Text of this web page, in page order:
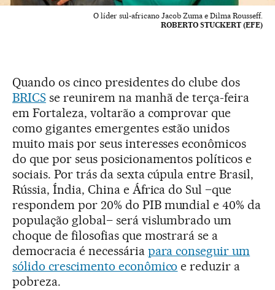
O líder sul-africano Jacob Zuma e Dilma Rousseff.
ROBERTO STUCKERT (EFE)
Quando os cinco presidentes do clube dos
BRICS se reunirem na manhã de terça-feira
em Fortaleza, voltarão a comprovar que
como gigantes emergentes estão unidos
muito mais por seus interesses econômicos
do que por seus posicionamentos políticos e
sociais. Por trás da sexta cúpula entre Brasil,
Rússia, Índia, China e África do Sul –que
respondem por 20% do PIB mundial e 40% da
população global– será vislumbrado um
choque de filosofias que mostrará se a
democracia é necessária para conseguir um
sólido crescimento econômico e reduzir a
pobreza.